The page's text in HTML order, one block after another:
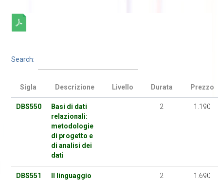
Search:
Sigla Descrizione Livello Durata Prezzo
DBS550
Basi di dati
relazionali:
metodologie
di progetto e
di analisi dei
dati
2 1.190
DBS551
Il linguaggio
2 1.690